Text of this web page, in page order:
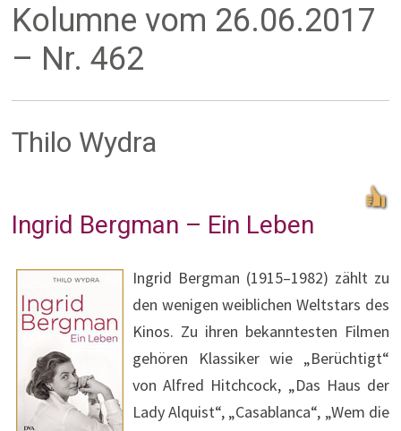
Kolumne vom 26.06.2017
– Nr. 462
Thilo Wydra
Ingrid Bergman – Ein Leben
Ingrid Bergman (1915–1982) zählt zu
den wenigen weiblichen Weltstars des
Kinos. Zu ihren bekanntesten Filmen
gehören Klassiker wie „Berüchtigt“
von Alfred Hitchcock, „Das Haus der
Lady Alquist“, „Casablanca“, „Wem die